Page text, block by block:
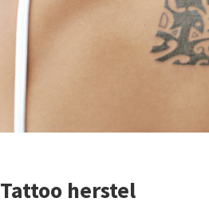
Tattoo herstel